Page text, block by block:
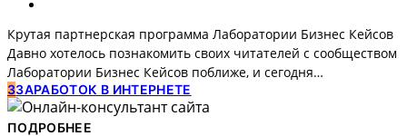
Крутая партнерская программа Лаборатории Бизнес Кейсов
Давно хотелось познакомить своих читателей с сообществом
Лаборатории Бизнес Кейсов поближе, и сегодня…
ЗЗАРАБОТОК В ИНТЕРНЕТЕ
ПОДРОБНЕЕ